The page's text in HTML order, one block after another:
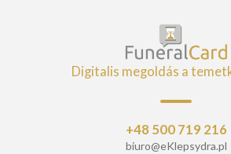
Digitalis megoldás a
+48 500 719 216
biuro@eKlepsydra.pl